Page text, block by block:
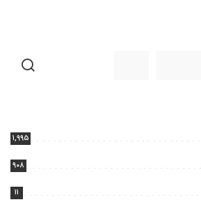
۱,۹۹۵
۹۰۸
۱۱